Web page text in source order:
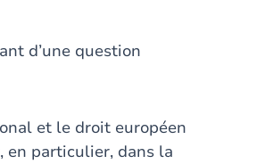
d’une question
et le droit européen
en particulier, dans la